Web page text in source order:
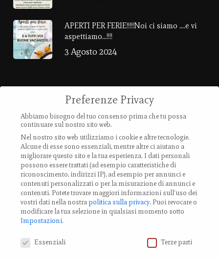
APERTI PER FERIE!!!!!Noi ci siamo ….e vi
aspettiamo…!!!!
3 Agosto 2024
Via Provanone 4907 (30,71 km)
40017 Palata Pepoli,
Emilia-Romagna, Italy
TEL.: +39 0519 85 919
Modifica impostazione Cookies
Preferenze Privacy
Abbiamo bisogno del tuo consenso prima che tu possa
continuare sul nostro sito web.
Nel nostro sito web utilizziamo i cookie e altre tecnologie.
Alcune di esse sono essenziali, mentre altre ci aiutano a
migliorare questo sito e la tua esperienza. I dati personali
possono essere trattati (ad esempio caratteristiche di
riconoscimento, indirizzi IP), ad esempio per annunci e
contenuti personalizzati o per la misurazione di annunci e
contenuti. Potete trovare maggiori informazioni sull'uso dei
vostri dati nella nostrapolitica sulla privacy. Puoi revocare o
modificare la tua selezione in qualsiasi momento sotto
Impostazioni.
Essenziali
Terze parti